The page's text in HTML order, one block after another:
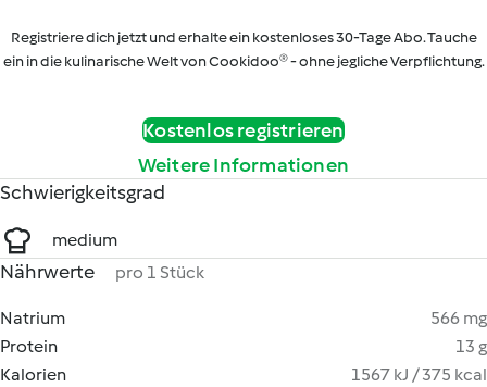
Registriere dich jetzt und erhalte ein kostenloses 30-Tage Abo. Tauche
ein in die kulinarische Welt von Cookidoo® - ohne jegliche Verpflichtung.
Kostenlos registrieren
Weitere Informationen
Schwierigkeitsgrad
medium
Nährwerte pro 1 Stück
Natrium
566 mg
Protein
13 g
Kalorien
1567 kJ / 375 kcal